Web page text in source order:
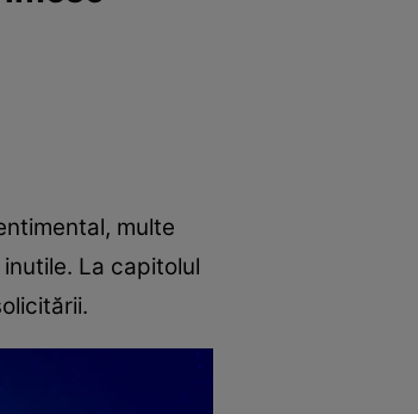
multe
La capitolul